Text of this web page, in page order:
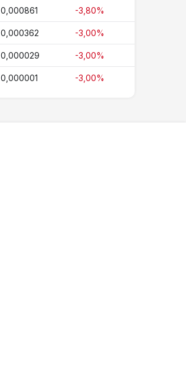
0,000861 -3,80%
0,000362 -3,00%
0,000029 -3,00%
0,000001 -3,00%